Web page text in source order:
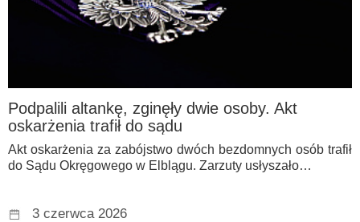
Podpalili altankę, zginęły dwie osoby. Akt
oskarżenia trafił do sądu
Akt oskarżenia za zabójstwo dwóch bezdomnych osób trafił
do Sądu Okręgowego w Elblągu. Zarzuty usłyszało…
3 czerwca 2026